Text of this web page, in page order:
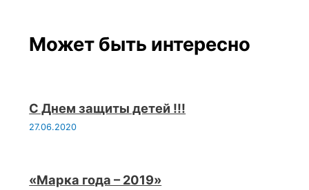
Может быть интересно
С Днем защиты детей !!!
27.06.2020
«Марка года – 2019»